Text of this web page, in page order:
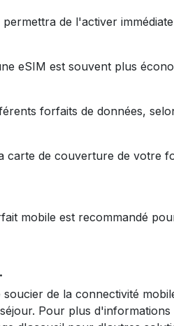
de l'activer
eSIM est souvent plus
forfaits de données,
carte de couverture de votre
mobile est recommandé
de la connectivité
Pour plus